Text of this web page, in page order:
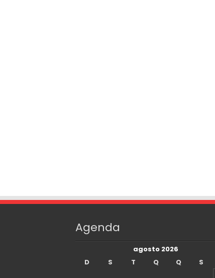
Agenda
agosto 2026
D
S T Q Q S